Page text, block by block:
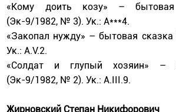
«Кому доить козу» – бытовая
(Эк-9/1982, № 3). Ук.: А***4.
«Закопал нужду» – бытовая
Ук.: А.V.2.
«Солдат и глупый хозяин» –
(Эк-9/1982, № 2). Ук.: А.III.9.
Жирновский Степан Никифорович